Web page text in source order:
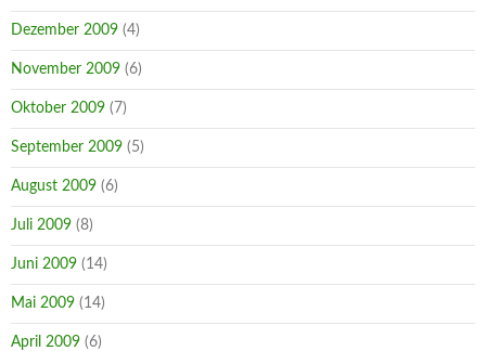
Dezember 2009 (4)
November 2009 (6)
Oktober 2009 (7)
September 2009 (5)
August 2009 (6)
Juli 2009 (8)
Juni 2009 (14)
Mai 2009 (14)
April 2009 (6)